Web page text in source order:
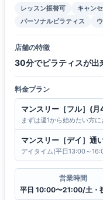
レッスン振替可 キャン
パーソナルピラティス
店舗の特徴
30分でピラティスが出
料金プラン
マンスリー［フル］(月
まずは週1から始めたい方に
マンスリー［デイ］通
デイタイム(平日13:00～
営業時間